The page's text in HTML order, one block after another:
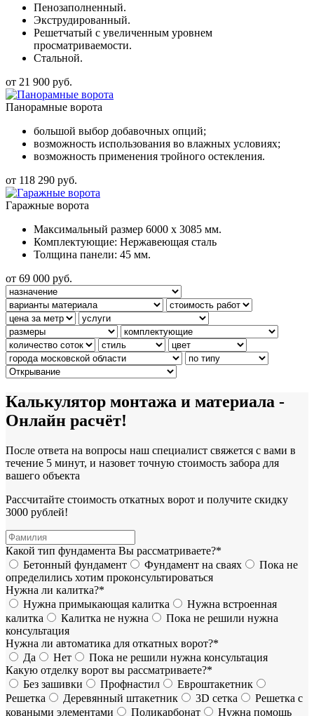
Пенозаполненный.
Экструдированный.
Решетчатый с увеличенным уровнем
просматриваемости.
Стальной.
от 21 900 руб.
Панорамные ворота
большой выбор добавочных опций;
возможность использования во влажных условиях;
возможность применения тройного остекления.
от 118 290 руб.
Гаражные ворота
Максимальный размер 6000 x 3085 мм.
Комплектующие: Нержавеющая сталь
Толщина панели: 45 мм.
от 69 000 руб.
Калькулятор монтажа и материала -
Онлайн расчёт!
После ответа на вопросы наш специалист свяжется с вами в
течение 5 минут, и назовет точную стоимость забора для
вашего объекта
Рассчитайте стоимость откатных ворот и получите скидку
3000 рублей!
Какой тип фундамента Вы рассматриваете?*
Бетонный фундамент
Фундамент на сваях
Пока не
определились хотим проконсультироваться
Нужна ли калитка?*
Нужна примыкающая калитка
Нужна встроенная
калитка
Калитка не нужна
Пока не решили нужна
консультация
Нужна ли автоматика для откатных ворот?*
Да
Нет
Пока не решили нужна консультация
Какую отделку ворот вы рассматриваете?*
Без зашивки
Профнастил
Евроштакетник
Решетка
Деревянный штакетник 3D сетка
Решетка с
коваными элементами
Поликарбонат
Нужна помощь